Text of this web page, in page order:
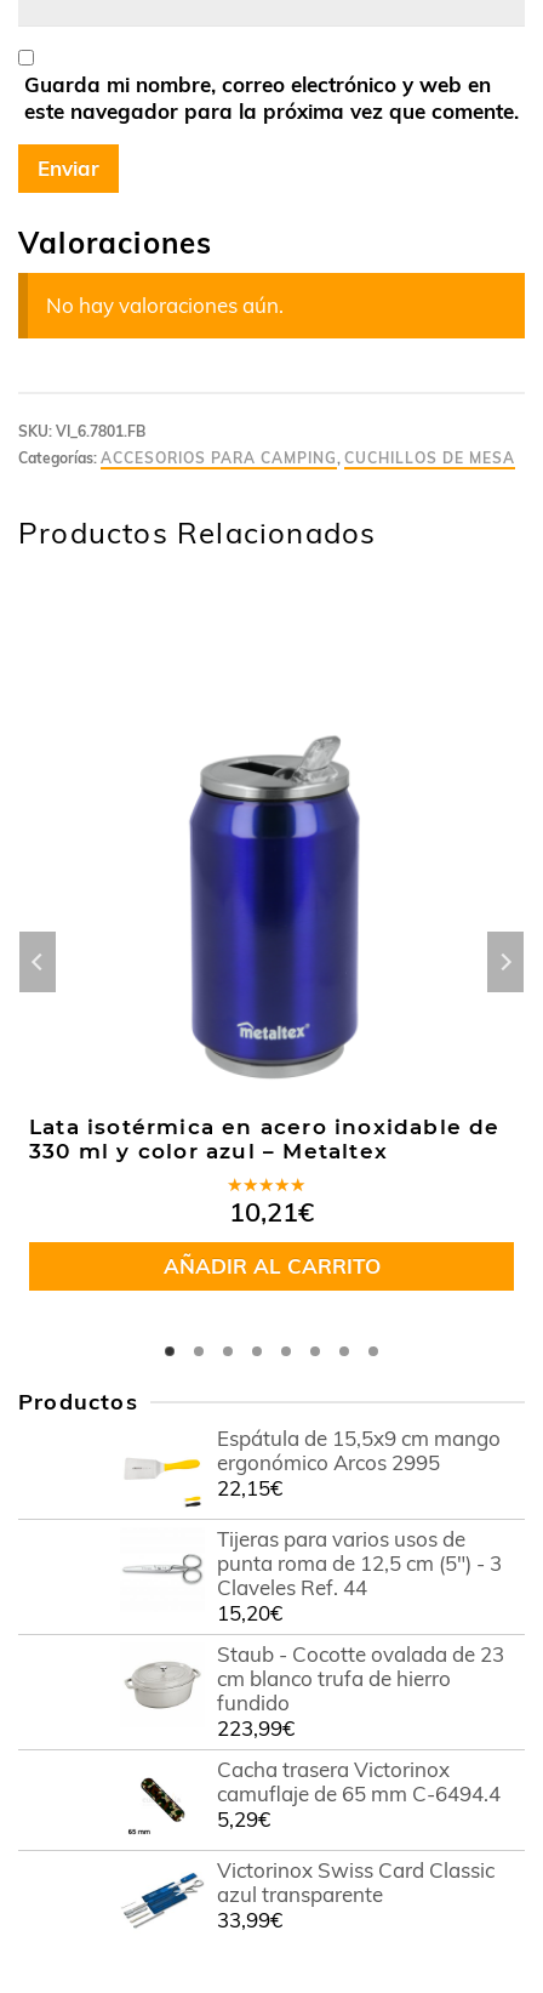
Valoraciones
No hay valoraciones aún.
Guarda mi nombre, correo electrónico y web en
este navegador para la próxima vez que comente.
SKU: VI_6.7801.FB
Categorías: ACCESORIOS PARA CAMPING, CUCHILLOS DE MESA
Productos Relacionados
Lata isotérmica en acero inoxidable de
330 ml y color azul – Metaltex
Valorado
en5.00de
5
10,21€
AÑADIR AL CARRITO
Productos
Espátula de 15,5x9 cm mango
ergonómico Arcos 2995
22,15€
Tijeras para varios usos de
punta roma de 12,5 cm (5") - 3
Claveles Ref. 44
15,20€
Staub - Cocotte ovalada de 23
cm blanco trufa de hierro
fundido
223,99€
Cacha trasera Victorinox
camuflaje de 65 mm C-6494.4
5,29€
Victorinox Swiss Card Classic
azul transparente
33,99€